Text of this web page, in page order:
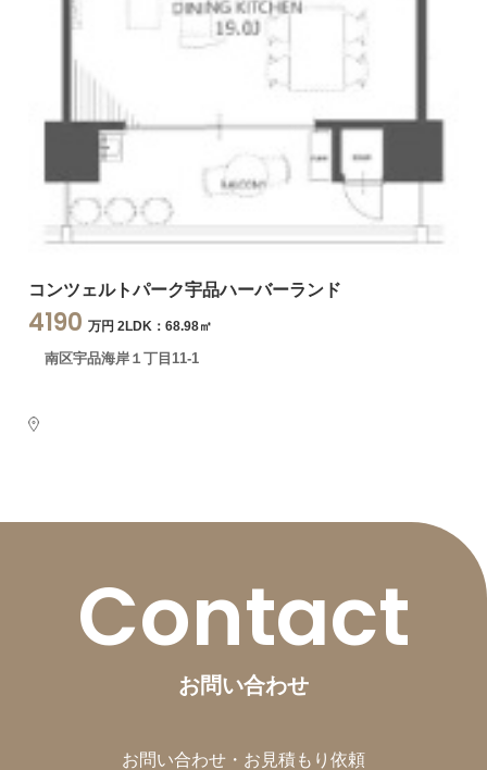
コンツェルトパーク宇品ハーバーランド
4190 万円 2LDK：68.98㎡
南区宇品海岸１丁目11-1
Contact
お問い合わせ
お問い合わせ・お見積もり依頼